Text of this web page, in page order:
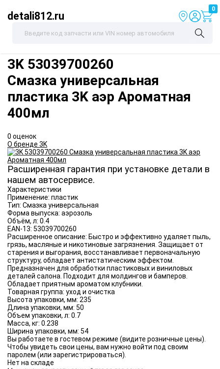
detali812.ru
0
3K 53039700260
Смазка универсальная
пластика 3K аэр Ароматная
400мл
0 оценок
О бренде 3K
Расширенная гарантия при установке детали в
нашем автосервисе.
Характеристики
Применение: пластик
Тип: Смазка универсальная
Форма выпуска: аэрозоль
Объём, л: 0.4
EAN-13: 53039700260
Расширенное описание: Быстро и эффективно удаляет пыль,
грязь, масляные и никотиновые загрязнения. Защищает от
старения и выгорания, восстанавливает первоначальную
структуру, обладает антистатическим эффектом.
Предназначен для обработки пластиковых и виниловых
деталей салона. Подходит для молдингов и бамперов.
Обладает приятным ароматом клубники.
Товарная группа: уход и очистка
Высота упаковки, мм: 235
Длина упаковки, мм: 50
Объем упаковки, л: 0.7
Масса, кг: 0.238
Ширина упаковки, мм: 54
Вы работаете в гостевом режиме (видите розничные цены).
Чтобы увидеть свои цены, вам нужно войти под своим
паролем (или зарегистрироваться).
Нет на складе